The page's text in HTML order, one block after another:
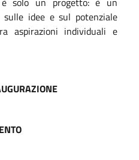
sulle idee e sul potenziale
aspirazioni individuali e